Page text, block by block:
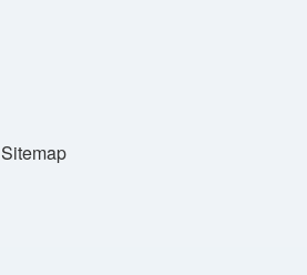
Sitemap